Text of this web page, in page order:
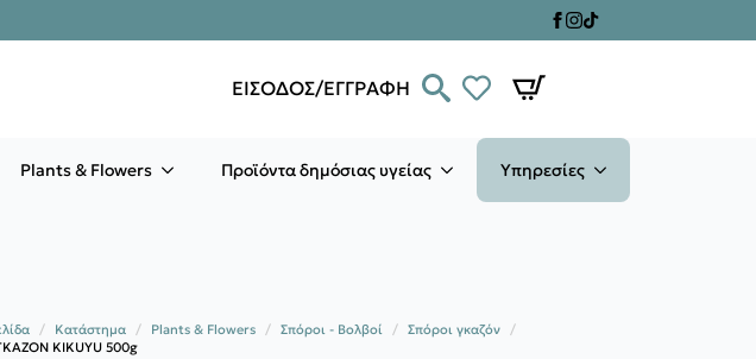
ΕΙΣΟΔΟΣ/ΕΓΓΡΑΦΗ
Plants & Flowers Προϊόντα δημόσιας υγείας Υπηρεσίες
Κατάστημα Plants & Flowers Σπόροι - Βολβοί
Σπόροι γκαζόν
KIKUYU 500g